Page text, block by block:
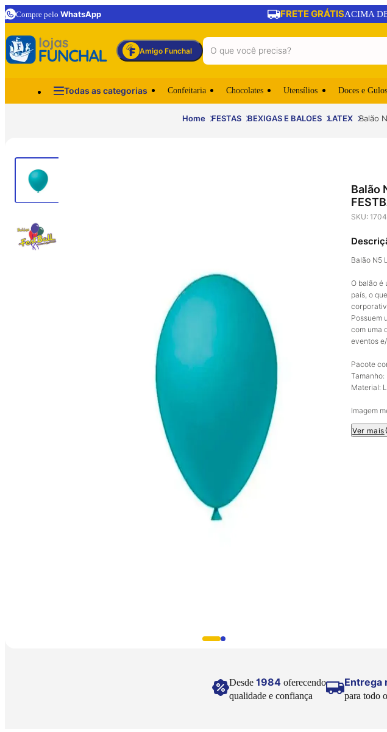
Compre pelo WhatsApp FRETE GRÁTISACIMA
Amigo Funchal
Todas as categorias Confeitaria Chocolates Utensílios Doces e
Home FESTAS BEXIGAS E BALOES LATEX Balão
Balão
SKU:
Balão N5
O balão é
país, o
Possuem
com uma
eventos
Pacote
Tamanho:
Material:
Imagem
Ver mais
Desde 1984 oferecendo
qualidade e confiança
Entrega
para todo